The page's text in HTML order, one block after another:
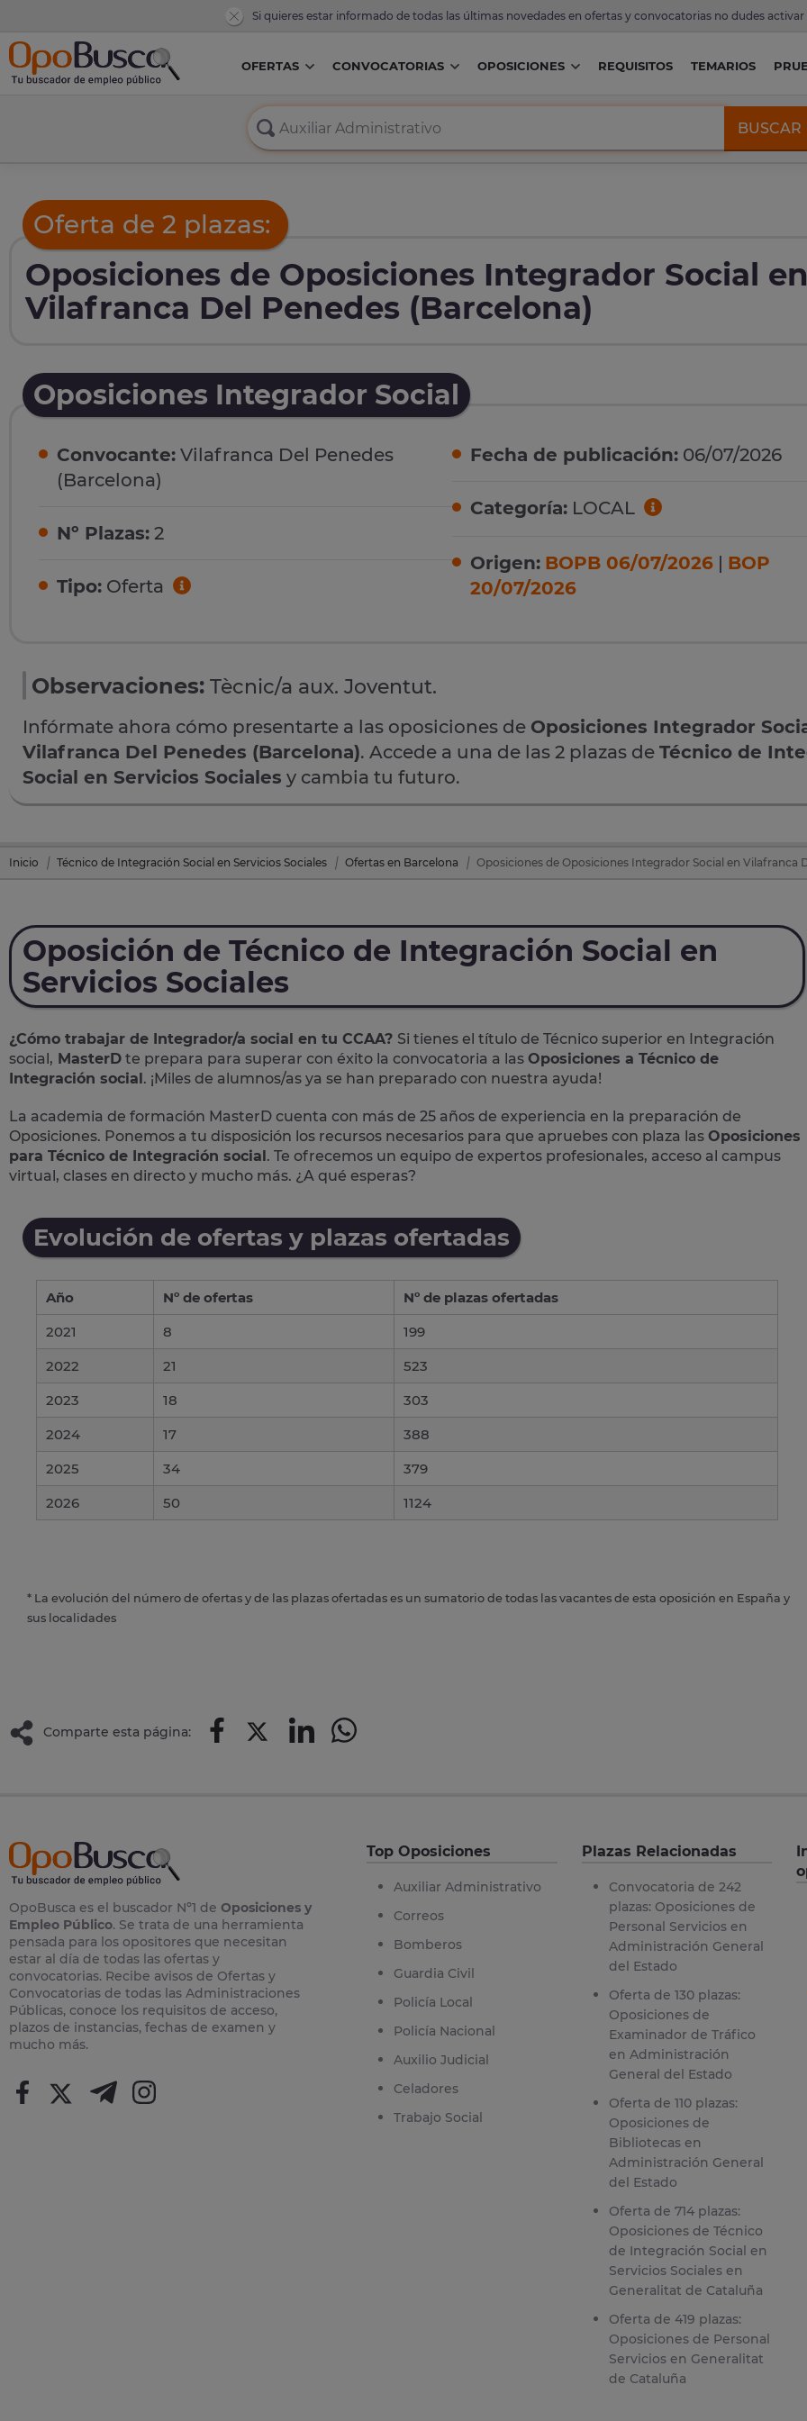
Si quieres estar informado de todas las últimas novedades en ofertas y convocatorias no dudes activar
OFERTAS CONVOCATORIAS OPOSICIONES REQUISITOS TEMARIOS
BUSCAR
Oferta de 2 plazas:
Oposiciones de Oposiciones Integrador Social en
Vilafranca Del Penedes (Barcelona)
Oposiciones Integrador Social
Convocante: Vilafranca Del Penedes
(Barcelona)
Nº Plazas: 2
Tipo: Oferta
Fecha de publicación: 06/07/2026
Categoría: LOCAL
Origen: BOPB 06/07/2026 | BOP
20/07/2026
Observaciones: Tècnic/a aux. Joventut.
Infórmate ahora cómo presentarte a las oposiciones de Oposiciones Integrador
Vilafranca Del Penedes (Barcelona). Accede a una de las 2 plazas de Técnico de
Social en Servicios Sociales y cambia tu futuro.
Inicio Técnico de Integración Social en Servicios Sociales Ofertas en Barcelona Oposiciones de Oposiciones Integrador Social en Vilafranca
Oposición de Técnico de Integración Social en
Servicios Sociales
¿Cómo trabajar de Integrador/a social en tu CCAA? Si tienes el título de Técnico superior en Integración
social, MasterD te prepara para superar con éxito la convocatoria a las Oposiciones a Técnico de
Integración social. ¡Miles de alumnos/as ya se han preparado con nuestra ayuda!
La academia de formación MasterD cuenta con más de 25 años de experiencia en la preparación de
Oposiciones. Ponemos a tu disposición los recursos necesarios para que apruebes con plaza las Oposiciones
para Técnico de Integración social. Te ofrecemos un equipo de expertos profesionales, acceso al campus
virtual, clases en directo y mucho más. ¿A qué esperas?
Evolución de ofertas y plazas ofertadas
Año Nº de ofertas
Nº de plazas ofertadas
2021
8
199
2022
21
523
2023
18
303
2024
17
388
2025
34
379
2026
50 1124
* La evolución del número de ofertas y de las plazas ofertadas es un sumatorio de todas las vacantes de esta oposición en España y
sus localidades
Comparte esta página:
OpoBusca es el buscador Nº1 de Oposiciones y
Empleo Público. Se trata de una herramienta
pensada para los opositores que necesitan
estar al día de todas las ofertas y
convocatorias. Recibe avisos de Ofertas y
Convocatorias de todas las Administraciones
Públicas, conoce los requisitos de acceso,
plazos de instancias, fechas de examen y
mucho más.
Top Oposiciones
Auxiliar Administrativo
Correos
Bomberos
Guardia Civil
Policía Local
Policía Nacional
Auxilio Judicial
Celadores
Trabajo Social
Plazas Relacionadas
Convocatoria de 242
plazas: Oposiciones de
Personal Servicios en
Administración General
del Estado
Oferta de 130 plazas:
Oposiciones de
Examinador de Tráfico
en Administración
General del Estado
Oferta de 110 plazas:
Oposiciones de
Bibliotecas en
Administración General
del Estado
Oferta de 714 plazas:
Oposiciones de Técnico
de Integración Social en
Servicios Sociales en
Generalitat de Cataluña
Oferta de 419 plazas:
Oposiciones de Personal
Servicios en Generalitat
de Cataluña